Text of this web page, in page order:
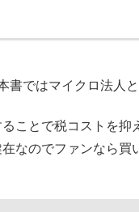
ではマイクロ法人
ことで税コストを
なのでファンなら買